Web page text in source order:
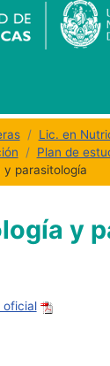
Lic. en
Plan de
y parasitología
y
oficial